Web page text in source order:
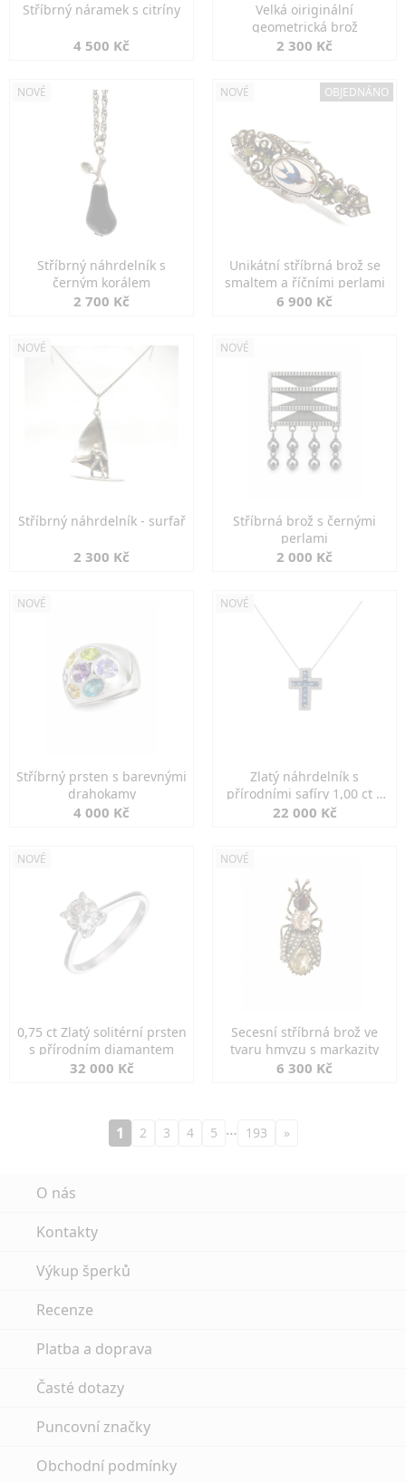
Stříbrný náramek s citríny
4 500 Kč
Velká oiriginální
geometrická brož
2 300 Kč
NOVÉ
Stříbrný náhrdelník s
černým korálem
2 700 Kč
NOVÉ OBJEDNÁNO
Unikátní stříbrná brož se
smaltem a říčními perlami
6 900 Kč
NOVÉ
Stříbrný náhrdelník - surfař
2 300 Kč
NOVÉ
Stříbrná brož s černými
perlami
2 000 Kč
NOVÉ
Stříbrný prsten s barevnými
drahokamy
4 000 Kč
NOVÉ
Zlatý náhrdelník s
přírodními safíry 1,00 ct a
diamanty
22 000 Kč
NOVÉ
0,75 ct Zlatý solitérní prsten
s přírodním diamantem
32 000 Kč
NOVÉ
Secesní stříbrná brož ve
tvaru hmyzu s markazity
6 300 Kč
1 2 3 4 5 … 193 »
O nás
Kontakty
Výkup šperků
Recenze
Platba a doprava
Časté dotazy
Puncovní značky
Obchodní podmínky